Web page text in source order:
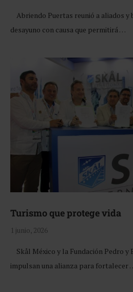
Abriendo Puertas reunió a aliados y
desayuno con causa que permitirá …
Turismo que protege vida
1 junio, 2026
Skål México y la Fundación Pedro y
impulsan una alianza para fortalecer